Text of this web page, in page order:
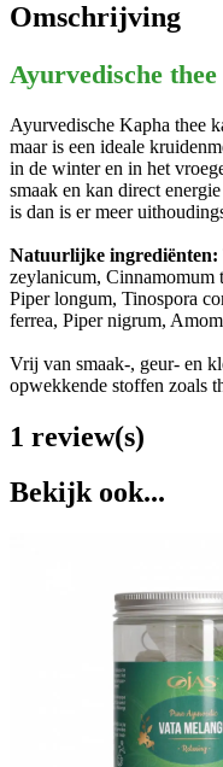
Omschrijving
Ayurvedische
Ayurvedische Kapha thee
maar is een ideale
in de winter en in het
smaak en kan direct
is dan is er meer
Natuurlijke ingrediënten:
zeylanicum, Cinnamomum
Piper longum, Tinospora
ferrea, Piper nigrum,
Vrij van smaak-, geur- en
opwekkende stoffen zoals
1 review(s)
Bekijk ook...